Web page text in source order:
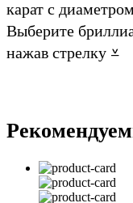
карат с
Выберите
нажав стрелку ⩡